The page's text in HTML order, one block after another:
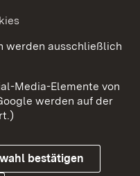
werden ausschließlich
Media-Elemente von
werden auf der
bestätigen